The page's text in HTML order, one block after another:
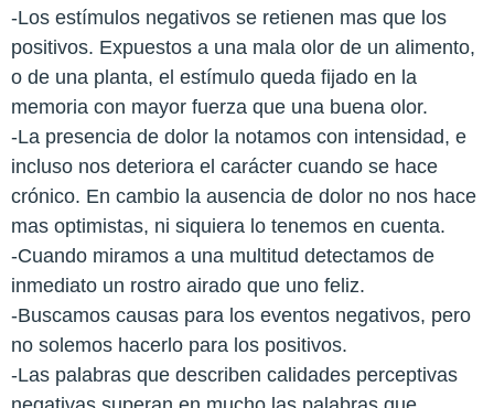
-Los estímulos negativos se retienen mas que los
positivos. Expuestos a una mala olor de un alimento,
o de una planta, el estímulo queda fijado en la
memoria con mayor fuerza que una buena olor.
-La presencia de dolor la notamos con intensidad, e
incluso nos deteriora el carácter cuando se hace
crónico. En cambio la ausencia de dolor no nos hace
mas optimistas, ni siquiera lo tenemos en cuenta.
-Cuando miramos a una multitud detectamos de
inmediato un rostro airado que uno feliz.
-Buscamos causas para los eventos negativos, pero
no solemos hacerlo para los positivos.
-Las palabras que describen calidades perceptivas